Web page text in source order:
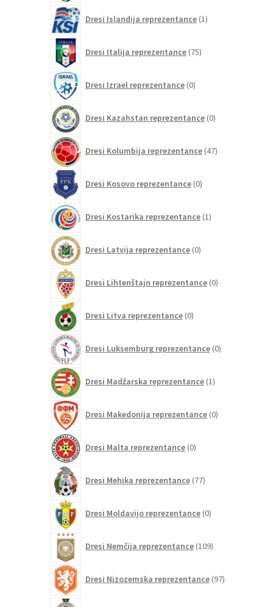
Dresi Islandija reprezentance 1izdelek
Dresi Italija reprezentance 75izdelkov
Dresi Izrael reprezentance 0izdelkov
Dresi Kazahstan reprezentance 0izdelkov
Dresi Kolumbija reprezentance 47izdelkov
Dresi Kosovo reprezentance 0izdelkov
Dresi Kostarika reprezentance 1izdelek
Dresi Latvija reprezentance 0izdelkov
Dresi Lihtenštajn reprezentance 0izdelkov
Dresi Litva reprezentance 0izdelkov
Dresi Luksemburg reprezentance 0izdelkov
Dresi Madžarska reprezentance 1izdelek
Dresi Makedonija reprezentance 0izdelkov
Dresi Malta reprezentance 0izdelkov
Dresi Mehika reprezentance 77izdelkov
Dresi Moldavijo reprezentance 0izdelkov
Dresi Nemčija reprezentance 109izdelkov
Dresi Nizozemska reprezentance 97izdelkov